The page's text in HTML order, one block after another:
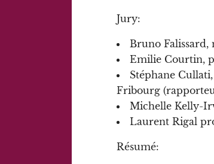
Jury:
Bruno Falissard,
Emilie Courtin,
Stéphane
Fribourg
Michelle Kelly-
Laurent Rigal
Résumé: